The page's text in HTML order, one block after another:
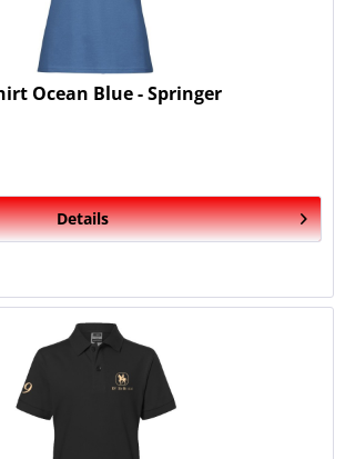
Ocean Blue - Springer
Details